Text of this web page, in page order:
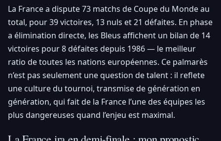
La France a dispute 73 matchs de Coupe du Monde au
total, pour 39 victoires, 13 nuls et 21 défaites. En phase
a élimination directe, les Bleus affichent un bilan de 14
victoires pour 8 défaites depuis 1986 — le meilleur
ratio de toutes les nations européennes. Ce palmarès
n’est pas seulement une question de talent : il reflete
une culture du tournoi, transmise de génération en
génération, qui fait de la France l’une des équipes les
plus dangereuses quand l’enjeu est maximal.